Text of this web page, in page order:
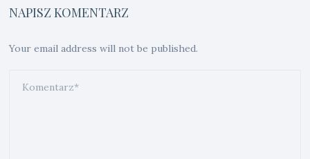
NAPISZ KOMENTARZ
Your email address will not be published.